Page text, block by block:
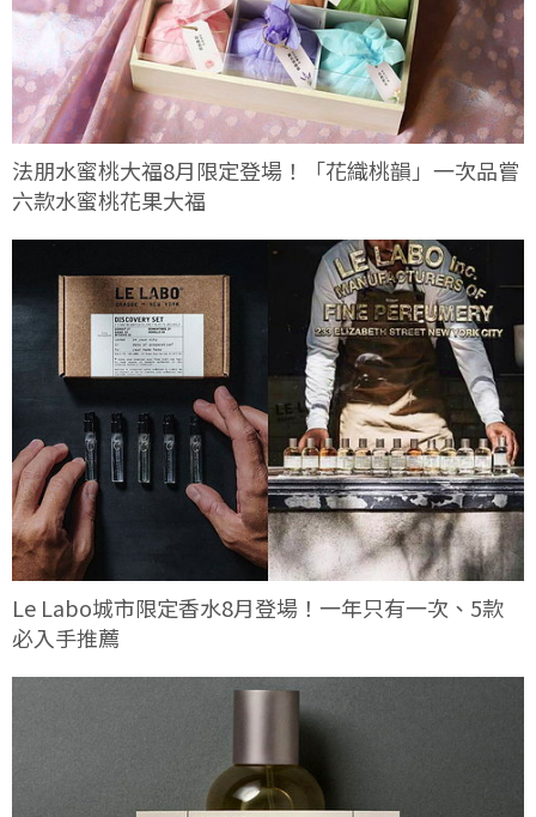
法朋水蜜桃大福8月限定登場！「花織桃韻」一次品嘗
六款水蜜桃花果大福
Le Labo城市限定香水8月登場！一年只有一次、5款
必入手推薦